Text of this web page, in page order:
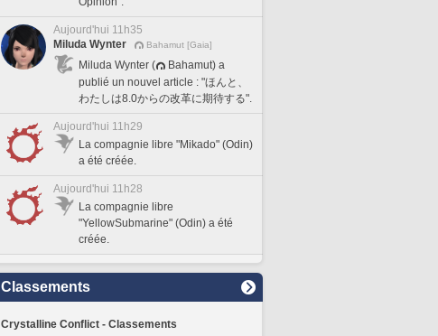
Aujourd'hui 11h35
Miluda Wynter
Bahamut [Gaia]
Miluda Wynter (
Bahamut) a
publié un nouvel article : "ほんと、
わたしは8.0からの改革に期待する".
Aujourd'hui 11h29
La compagnie libre "Mikado" (Odin)
a été créée.
Aujourd'hui 11h28
La compagnie libre
"YellowSubmarine" (Odin) a été
créée.
Classements
Crystalline Conflict - Classements